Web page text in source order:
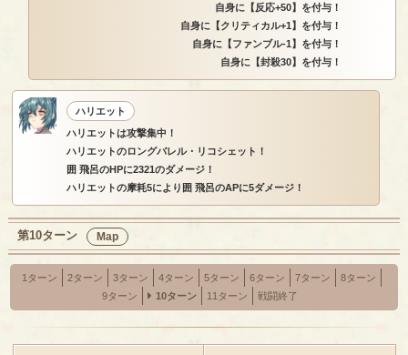
自身に【反応+50】を付与！
自身に【クリティカル+1】を付与！
自身に【ファンブル-1】を付与！
自身に【封殺30】を付与！
ハリエット
ハリエットは攻撃集中！
ハリエットのロングバレル・リコシェット！
囲 飛呂のHPに2321のダメージ！
ハリエットの摩耗5により囲 飛呂のAPに5ダメージ！
第10ターン Map
1ターン 2ターン 3ターン 4ターン 5ターン 6ターン 7ターン
8ターン
9ターン
10ターン 11ターン 戦闘終了